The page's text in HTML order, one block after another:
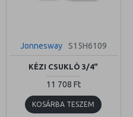
Jonnesway S15H6109
KÉZI CSUKLÓ 3/4"
11 708 Ft
KOSÁRBA TESZEM